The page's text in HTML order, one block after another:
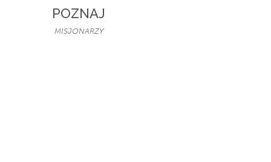
POZNAJ
MISJONARZY